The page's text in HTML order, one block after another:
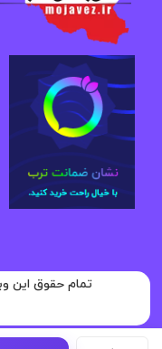
تمام حقوق این